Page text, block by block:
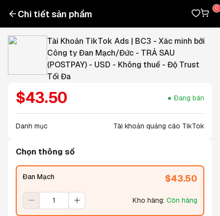
Chi tiết sản phẩm
Tài Khoản TikTok Ads | BC3 - Xác minh bởi
Công ty Đan Mạch/Đức - TRẢ SAU
(POSTPAY) - USD - Không thuế - Độ Trust
Tối Đa
$43.50 Đang bán
Danh mục Tài khoản quảng cáo TikTok
Chọn thông số
Đan Mạch $43.50
Kho hàng: Còn hàng